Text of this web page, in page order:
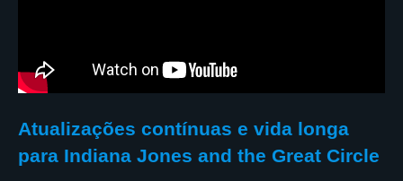
Atualizações contínuas e vida longa
para Indiana Jones and the Great Circle